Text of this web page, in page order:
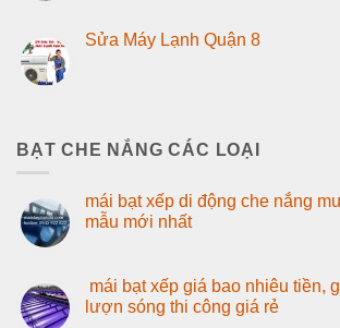
Sửa Máy Lạnh Quận 8
BẠT CHE NẮNG CÁC LOẠI
mái bạt xếp di động che nắng
mẫu mới nhất
mái bạt xếp giá bao nhiêu tiền,
lượn sóng thi công giá rẻ